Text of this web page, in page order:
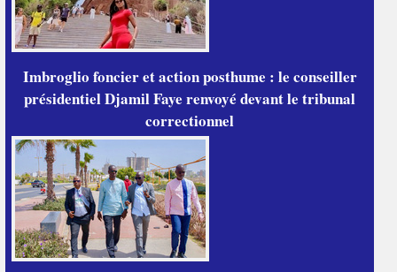
Imbroglio foncier et action posthume : le conseiller
présidentiel Djamil Faye renvoyé devant le tribunal
correctionnel